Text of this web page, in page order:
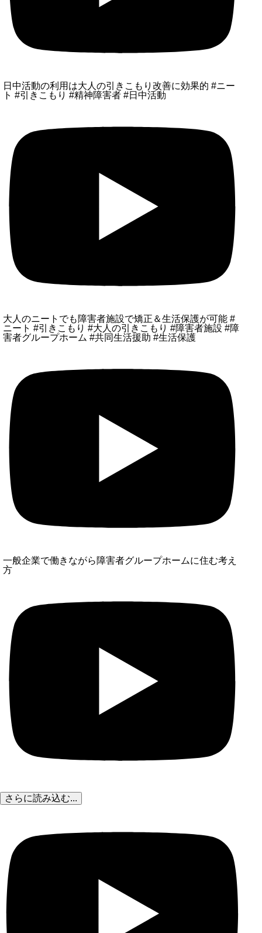
日中活動の利用は大人の引きこもり改善に効果的 #ニー
ト #引きこもり #精神障害者 #日中活動
大人のニートでも障害者施設で矯正＆生活保護が可能 #
ニート #引きこもり #大人の引きこもり #障害者施設 #障
害者グループホーム #共同生活援助 #生活保護
一般企業で働きながら障害者グループホームに住む考え
方
さらに読み込む...